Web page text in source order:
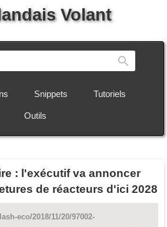
Volant
Snippets Tutoriels
Outils
: l'exécutif va annoncer
de réacteurs d'ici 2028
eco/2018/11/20/97002-